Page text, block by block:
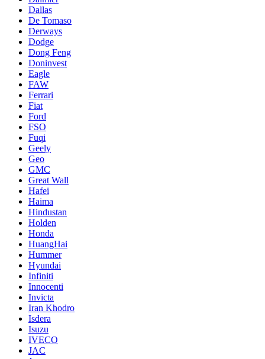
Dallas
De Tomaso
Derways
Dodge
Dong Feng
Doninvest
Eagle
FAW
Ferrari
Fiat
Ford
FSO
Fuqi
Geely
Geo
GMC
Great Wall
Hafei
Haima
Hindustan
Holden
Honda
HuangHai
Hummer
Hyundai
Infiniti
Innocenti
Invicta
Iran Khodro
Isdera
Isuzu
IVECO
JAC